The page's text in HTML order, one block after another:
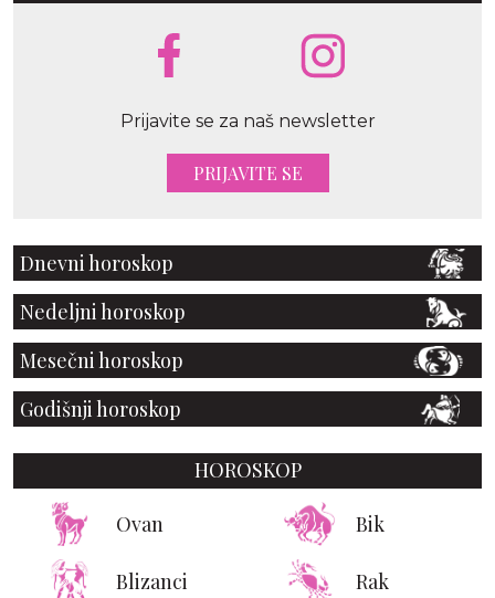
Prijavite se za naš newsletter
PRIJAVITE SE
Dnevni horoskop
Nedeljni horoskop
Mesečni horoskop
Godišnji horoskop
HOROSKOP
Ovan Bik
Blizanci Rak